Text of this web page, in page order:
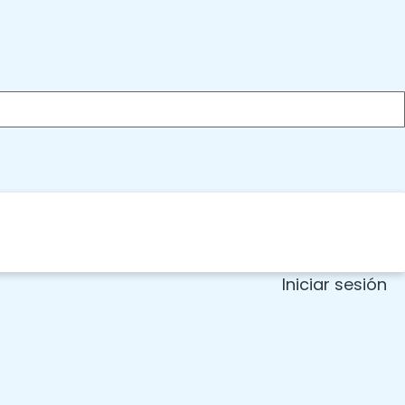
Iniciar sesión